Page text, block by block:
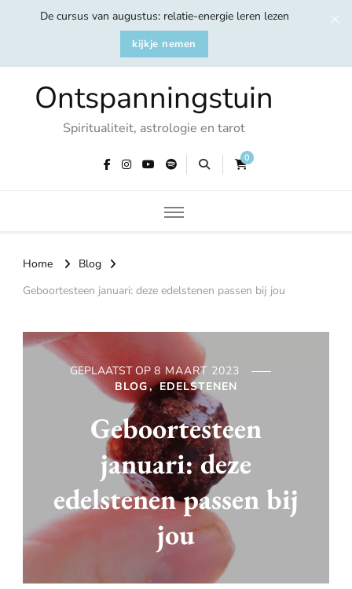
De cursus van augustus: relatie-energie leren lezen
kijkje nemen
Ontspanningstuin
Spiritualiteit, astrologie en tarot
0
Home
Blog
Geboortesteen januari: deze edelstenen passen bij jou
GEPLAATST OP 8 MAART 2023
BLOG
EDELSTENEN
Geboortesteen
januari: deze
edelstenen passen bij
jou